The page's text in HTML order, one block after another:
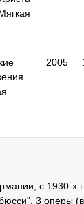
2005
с 1930-х
3 оперы (в